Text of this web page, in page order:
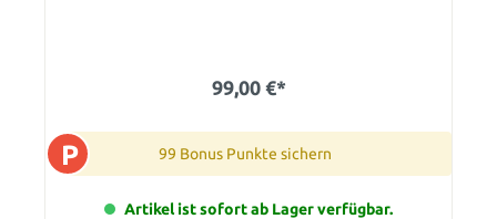
99,00 €*
P 99 Bonus Punkte sichern
Artikel ist sofort ab Lager verfügbar.